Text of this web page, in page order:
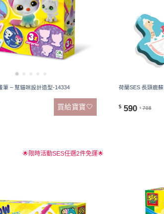
筆 – 幫貓咪設計造型-14334
買給寶寶🤍
荷蘭SES 長頸鹿
$ 590 $ 708
🌟限時活動SES任選2件免運🌟